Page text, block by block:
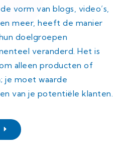
vorm van blogs, video’s,
meer, heeft de manier
doelgroepen
veranderd. Het is
alleen producten of
je moet waarde
van je potentiële klanten.